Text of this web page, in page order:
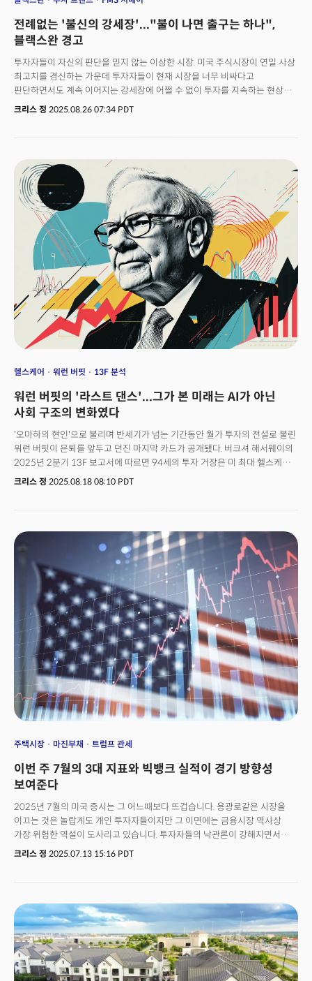
전례없는 '불신의 강세장'..."불이 나면 출구는 하나",
블랙스완 경고
투자자들이 자신의 판단을 믿지 않는 이상한 시장. 미국 주식시장이 연일 사상
최고치를 경신하는 가운데 투자자들이 현재 시장을 너무 비싸다고
판단하면서도 계속 이어지는 강세장에 어쩔 수 없이 투자를 지속하는 현상이
나타나고 있다. 뱅크오브아메리카(BofA) 조사에 따르면 최근 기관투자자
모순적 상황의 핵심엔 '확신없는 투자'가 자리 잡고 있다. 도널드 트럼프
대통령의 4월 관세 발표 이후 신중해진 기관투자자들은 개인투자자들의
적극적 매수세에 뒤처졌다. 하지만 개인투자자들이 먼저 시장에 뛰어들고
상승장이 이어지자 결국 벤치마크를 따라잡기 위해 뒤늦게 추격 매수에 나설
수밖에 없었다는 게 BofA의 분석이다.특히 개인들이 선호하는
매그니피센트7(애플, 마이크로소프트, 알파벳, 아마존, 메타, 테슬라, 엔비디아)
매수가 가장 혼잡한 거래로 나타났다. 메타가 대표적 사례로 인공지능
투자처로는 애매하다는 평가에도 광고 수익 증가와 AI 투자 확대 발표로
급등했다. 이는 지수 비중이 큰 이들 기업의 호실적이 다른 투자자들에게
매수를 사실상 '강요하는 구조'가 만들어지고 있다는 분석이다.
크리스 정 2025.08.26 07:34 PDT
헬스케어 워런 버핏 13F 분석
워런 버핏의 '라스트 댄스'...그가 본 미래는 AI가 아닌
사회 구조의 변화였다
'오마하의 현인'으로 불리며 반세기가 넘는 기간동안 월가 투자의 전설로 불린
워런 버핏이 은퇴를 앞두고 던진 마지막 카드가 공개됐다. 버크셔 해서웨이의
2025년 2분기 13F 보고서에 따르면 94세의 투자 거장은 미 최대 헬스케어
기업 중 하나이지만 최근 엄청난 풍파에 시달리고 있는 유나이티드헬스 그룹
효과'가 여전히 시장에 강력한 영향을 미치고 있다는 걸 보여준 셈이다. 약
500만 주 규모의 이번 투자는 버크셔의 모든 신규 매입 종목 중 가장 큰
금액이다.반대로 버핏은 같은 기간 자신의 대표 투자처들을 대거 정리했다.
핵심 보유 종목인 애플(AAPL) 지분을 또다시 7% 줄여 2억8000만 주로
축소했다. 2024년 초 1740억 달러였던 애플 투자 규모는 이제 570억 달러로
3분의 2가 사라지게 됐다. 금융주인 뱅크오브아메리카(BAC)도 2600만 주를
매도하며 지분을 줄였다.반대로 유나이티드헬스 투자는 지난해부터 은밀히
준비해온 작품인 것으로 밝혀졌다. 버크셔는 2024년 4분기부터 SEC에 특정
종목 매입에 대한 기밀 유지를 요청했는데 그 정체가 바로
유나이티드헬스였다. 이는 대규모 포지션을 구축하면서 시장의 주목을 피해
유리한 가격에 매수하려는 버핏의 전형적인 전략이다.타이밍도 절묘했다.
유나이티드헬스는 2024년 12월 CEO 브라이언 톰슨 총격 사망 사건과 비용
증가 우려로 주가가 폭락한 상태였다. 4월 중순 약 600달러에서 6월 말
310달러까지 떨어진 구간에서 버핏이 과감하게 매수에 나선 것이다. 이는
스탠스로 평가된다.
크리스 정 2025.08.18 08:10 PDT
주택시장 마진부채 트럼프 관세
이번 주 7월의 3대 지표와 빅뱅크 실적이 경기 방향성
보여준다
2025년 7월의 미국 증시는 그 어느때보다 뜨겁습니다. 용광로같은 시장을
이끄는 것은 놀랍게도 개인 투자자들이지만 그 이면에는 금융시장 역사상
가장 위험한 역설이 도사리고 있습니다. 투자자들의 낙관론이 강해지면서
개인 투자자들은 현금을 넘어 5560억 달러에 달하는 마진 부채를 통해
패턴이 재개되고 있다는 점입니다. 기관들이 조용히 차익에 나서는 동안
개인들은 레버리지 ETF를 통해 물량을 흡수하는 '스마트 머니'와 '덤
머니'간의 역할 분담이 다시 한번 재현되고 있습니다. 하지만 이번에는 과거와
다른 점도 분명히 존재합니다. 이전과는 다른 차원의 복잡적 영향력이
존재한다는 점입니다. 한쪽에서는 감세 정책으로 기업들의 현금 흐름이
개선되고 있지만, 다른 쪽에서는 관세 정책으로 인해 원자재 가격이 급등하고
크리스 정 2025.07.13 15:16 PDT